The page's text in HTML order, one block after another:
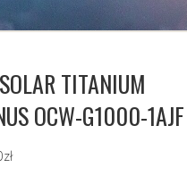
TITANIUM
OCW-G1000-1AJF
zł